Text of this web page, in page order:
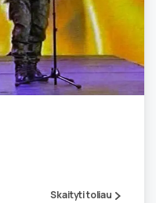
0
Skaityti toliau